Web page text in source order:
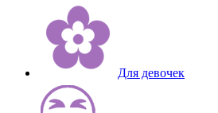
Для девочек